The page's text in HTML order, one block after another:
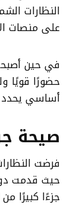
النظارات
على منصات
في حين
حضورًا قويًا
أساسي يحدد
صيحة
حيث قدمت
جزءًا كبيرًا